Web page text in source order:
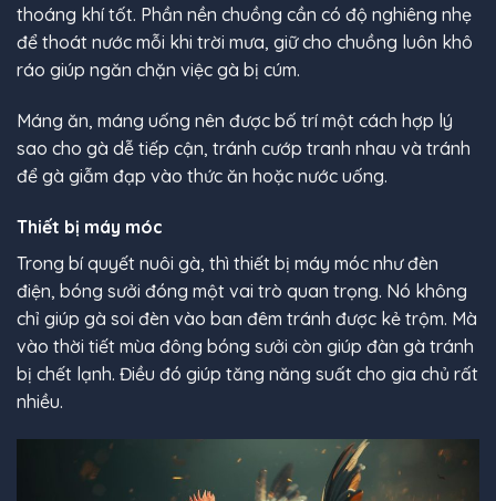
thoáng khí tốt. Phần nền chuồng cần có độ nghiêng nhẹ
để thoát nước mỗi khi trời mưa, giữ cho chuồng luôn khô
ráo giúp ngăn chặn việc gà bị cúm.
Máng ăn, máng uống nên được bố trí một cách hợp lý
sao cho gà dễ tiếp cận, tránh cướp tranh nhau và tránh
để gà giẫm đạp vào thức ăn hoặc nước uống.
Thiết bị máy móc
Trong bí quyết nuôi gà, thì thiết bị máy móc như đèn
điện, bóng sưởi đóng một vai trò quan trọng. Nó không
chỉ giúp gà soi đèn vào ban đêm tránh được kẻ trộm. Mà
vào thời tiết mùa đông bóng sưởi còn giúp đàn gà tránh
bị chết lạnh. Điều đó giúp tăng năng suất cho gia chủ rất
nhiều.